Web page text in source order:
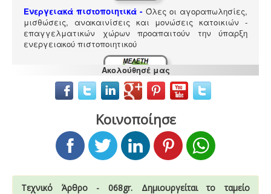
Ενεργειακά πιστοποιητικά - Όλες οι αγοραπωλησίες,
μισθώσεις, ανακαινίσεις και μονώσεις κατοικιών -
επαγγελματικών χώρων προαπαιτούν την ύπαρξη
ενεργειακού πιστοποιητικού
Μελέτη περιβαλλοντικών επιπτώσεων -
περισσότερα είδη επιχειρήσεων προκειμένου να
εγκατασταθούν ή συνεχίσουν να λειτουργούν
χρειάζονται περιβαλλοντική άδεια σε ισχύ. Η άδεια
εκδίδεται μετά από την έγκριση της σχετικής μελέτης
περιβαλλοντικών επιπτώσεων.
Ακολούθησέ μας
Κοινοποίησε
Τεχνικό Άρθρο - 068gr. Δημιουργείται το ταμείο